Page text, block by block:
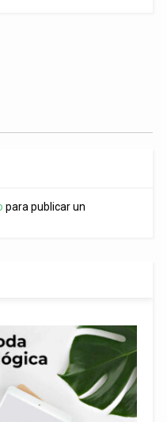
para publicar un